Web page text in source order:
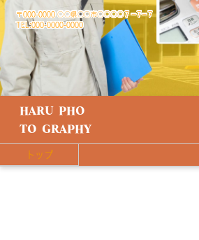
〒000-0000 ○○県○○市○○○○７－7－7
TEL:000-0000-0000
HARU PHO
TO GRAPHY
トップ